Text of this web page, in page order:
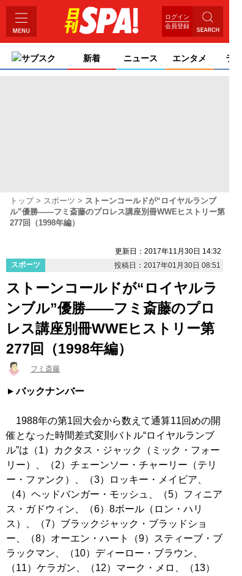
ログイン
会員登録
サブスク 新着 ニュース エンタメ ライ
トップ スポーツ
ストーンコールドが“ロイヤルランブ
ル”優勝――フミ斎藤のプロレス講座別冊WWEヒストリー第
277回（1998年編）
更新日：2017年11月30日 14:32
スポーツ
投稿日：2017年01月30日 08:51
ストーンコールドが“ロイヤルラ
ンブル”優勝――フミ斎藤のプロ
レス講座別冊WWEヒストリー第
277回（1998年編）
フミ斎藤
バックナンバー
1988年の第1回大会から数えて通算11回めの開
催となった時間差式変則バトル“ロイヤルランブ
ル”は（1）カクタス・ジャック（ミック・フォー
リー）、（2）チェーンソー・チャーリー（テリ
ー・ファンク）、（3）ロッキー・メイビア、
（4）ヘッドバンガー・モッシュ、（5）フィニア
ス・ガドウィン、（6）8ボール（ロン・ハリ
ス）、（7）ブラックジャック・ブラッドショ
ー、（8）オーエン・ハート（9）スティーブ・ブ
ラックマン、（10）ディーロー・ブラウン、
（11）ケラガン、（12）マーク・メロ、（13）